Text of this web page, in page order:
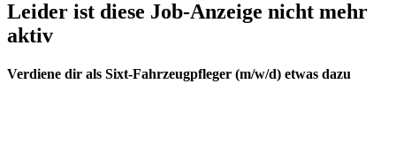
Leider ist diese Job-Anzeige nicht mehr
aktiv
Verdiene dir als Sixt-Fahrzeugpfleger (m/w/d) etwas dazu